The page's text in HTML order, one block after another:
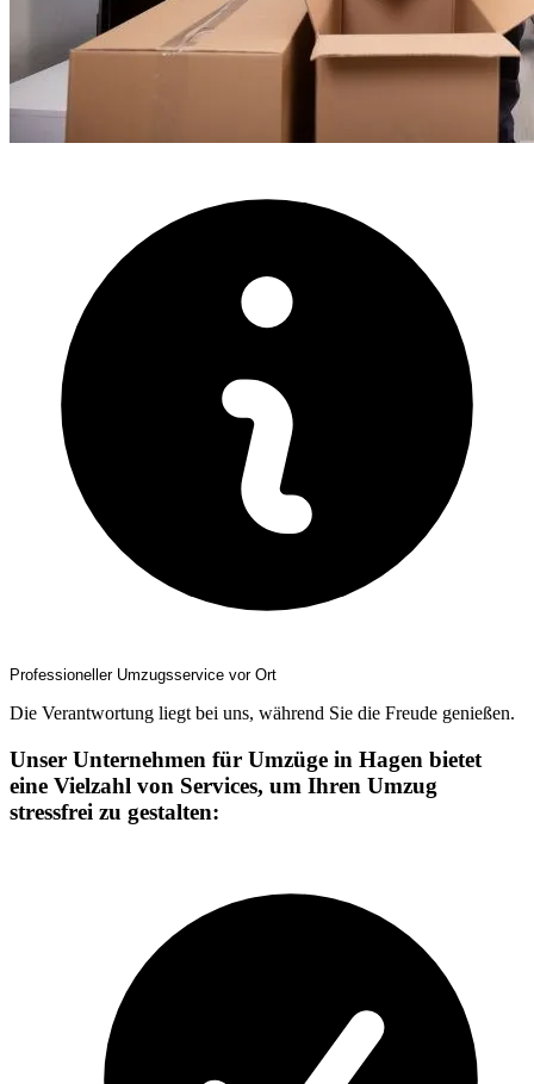
Professioneller Umzugsservice vor Ort
Die Verantwortung liegt bei uns, während Sie die Freude genießen.
Unser Unternehmen für Umzüge in Hagen bietet
eine Vielzahl von Services, um Ihren Umzug
stressfrei zu gestalten: